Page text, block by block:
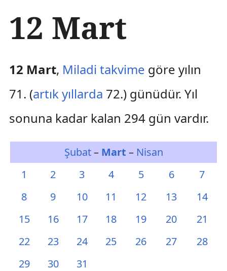
r
e
t
a
12 Mart
12 Mart, Miladi takvime göre yılın
71. (artık yıllarda 72.) günüdür. Yıl
sonuna kadar kalan 294 gün vardır.
Şubat– Mart – Nisan
1
2 3 4 5 6
7
8
9 10 11 12 13
14
15
16 17 18 19 20
21
22
23 24 25 26 27
28
29
30 31